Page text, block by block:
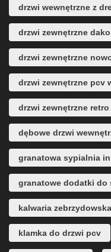
drzwi wewnętrzne z
drzwi zewnętrzne dako
drzwi zewnętrzne
drzwi zewnętrzne pcv
drzwi zewnętrzne retro
dębowe drzwi
granatowa sypialnia
granatowe dodatki do
kalwaria
klamka do drzwi pcv